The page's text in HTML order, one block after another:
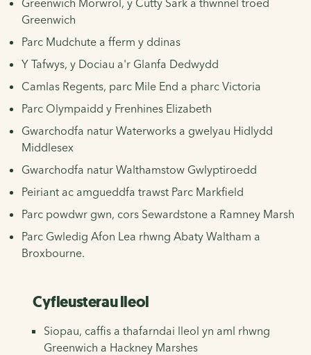
Greenwich
Parc Mudchute a fferm y ddinas
Y Tafwys, y Dociau a'r Glanfa Dedwydd
Camlas Regents, parc Mile End a pharc Victoria
Parc Olympaidd y Frenhines Elizabeth
Gwarchodfa natur Waterworks a gwelyau Hidlydd
Middlesex
Gwarchodfa natur Walthamstow Gwlyptiroedd
Peiriant ac amgueddfa trawst Parc Markfield
Parc powdwr gwn, cors Sewardstone a Ramney Marsh
Parc Gwledig Afon Lea rhwng Abaty Waltham a
Broxbourne.
Cyfleusterau lleol
Siopau, caffis a thafarndai lleol yn aml rhwng
Greenwich a Hackney Marshes